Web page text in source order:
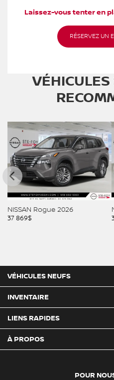
Laissez-vous tenter en
RÉSERVEZ UN
NISSAN Rogue 2026
37 869$
POUR
VÉHICULES NEUFS
INVENTAIRE
LIENS RAPIDES
À PROPOS